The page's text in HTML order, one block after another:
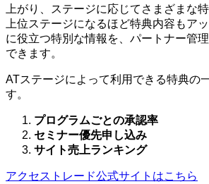
上がり、ステージに応じてさまざまな
上位ステージになるほど特典内容もア
に役立つ特別な情報を、パートナー管
できます。
ATステージによって利用できる特典の
す。
プログラムごとの承認率
セミナー優先申し込み
サイト売上ランキング
アクセストレード公式サイトはこちら